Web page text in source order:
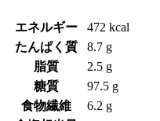
エネルギー
472 kcal
たんぱく質
8.7 g
脂質
2.5 g
糖質
97.5 g
食物繊維
6.2 g